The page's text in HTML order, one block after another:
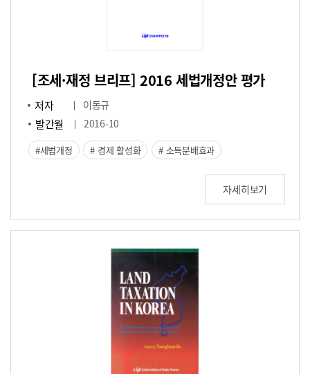
[조세·재정 브리프] 2016 세법개정안 평가
저자 이동규
발간월 2016-10
세법개정 경제 활성화 소득분배효과
자세히보기